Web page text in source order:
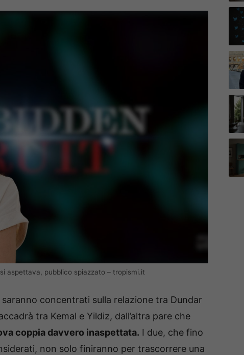
aspettava, pubblico spiazzato – tropismi.it
concentrati sulla relazione tra Dundar
tra Kemal e Yildiz, dall’altra pare che
coppia davvero inaspettata. I due, che fino
non solo finiranno per trascorrere una